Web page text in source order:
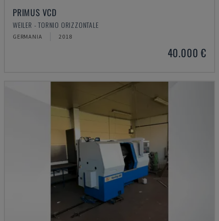
PRIMUS VCD
WEILER - TORNIO ORIZZONTALE
GERMANIA 2018
40.000 €